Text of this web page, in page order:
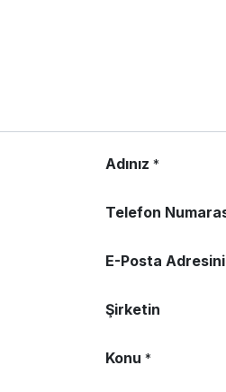
Adınız *
Telefon
E-Posta
Şirketin
Konu *